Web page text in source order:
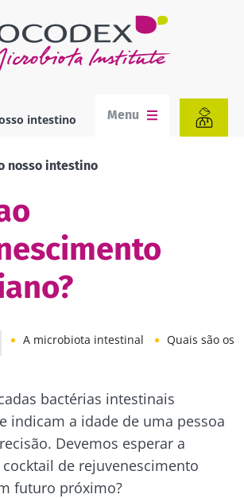
intestino Menu
nosso intestino
A microbiota intestinal Quais são os
bactérias intestinais
indicam a idade de uma pessoa
Devemos esperar a
de rejuvenescimento
futuro próximo?